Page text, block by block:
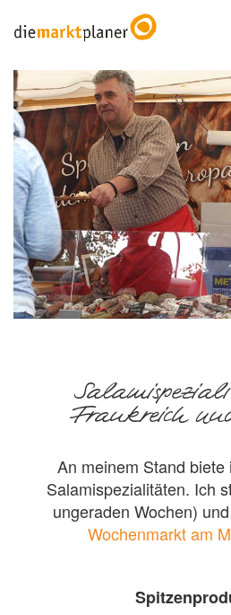
Frankreich
An meinem Stand
Salamispezialitäten. Ich
ungeraden Wochen)
Wochenmarkt am